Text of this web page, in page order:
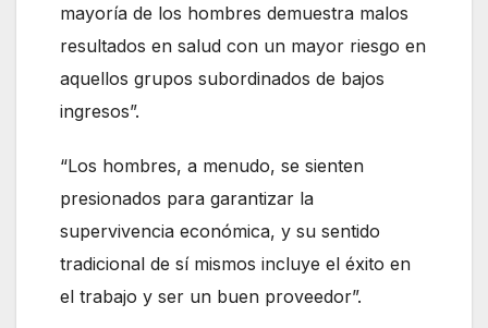
mayoría de los hombres demuestra malos
resultados en salud con un mayor riesgo en
aquellos grupos subordinados de bajos
ingresos”.
“Los hombres, a menudo, se sienten
presionados para garantizar la
supervivencia económica, y su sentido
tradicional de sí mismos incluye el éxito en
el trabajo y ser un buen proveedor”.